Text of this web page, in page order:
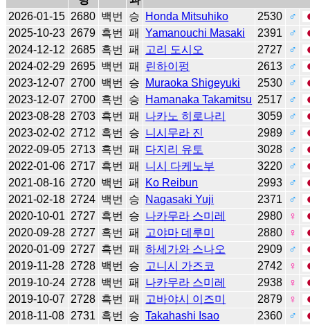
2026-01-15 2680 백번 승 Honda Mitsuhiko 2530
♂
2025-10-23 2679 흑번 패 Yamanouchi Masaki 2391
♂
2024-12-12 2685 흑번 패 고리 도시오 2727
♂
2024-02-29 2695 백번 패 린하이펑 2613
♂
2023-12-07 2700 백번 승 Muraoka Shigeyuki 2530
♂
2023-12-07 2700 흑번 승 Hamanaka Takamitsu 2517
♂
2023-08-28 2703 흑번 패 나카노 히로나리 3059
♂
2023-02-02 2712 흑번 승 니시무라 진 2989
♂
2022-09-05 2713 흑번 패 다지리 유토 3028
♂
2022-01-06 2717 흑번 패 니시 다케노부 3220
♂
2021-08-16 2720 백번 패 Ko Reibun 2993
♂
2021-02-18 2724 백번 승 Nagasaki Yuji 2371
♂
2020-10-01 2727 흑번 승 나카무라 스미레 2980
♀
2020-09-28 2727 흑번 패 고야마 데루미 2880
♀
2020-01-09 2727 흑번 패 하세가와 스나오 2909
♂
2019-11-28 2728 백번 승 고니시 가즈코 2742
♀
2019-10-24 2728 백번 패 나카무라 스미레 2938
♀
2019-10-07 2728 흑번 패 고바야시 이즈미 2879
♀
2018-11-08 2731 흑번 승 Takahashi Isao 2360
♂